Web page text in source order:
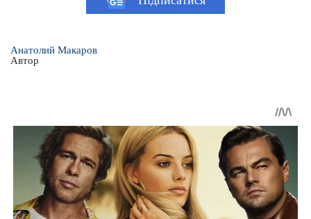
Анатолий Макаров
Автор